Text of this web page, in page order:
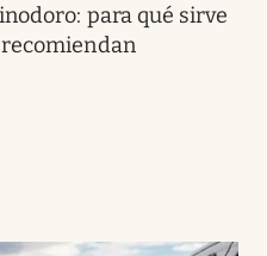
para qué sirve